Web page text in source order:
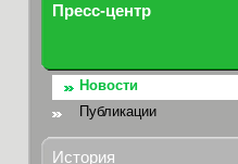
Пресс-центр
Новости
Публикации
История